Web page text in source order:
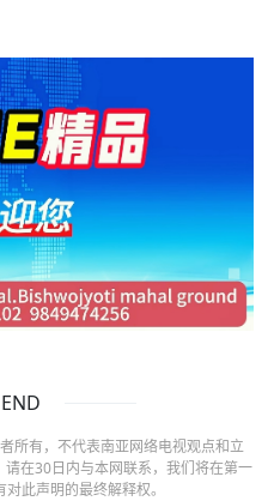
所有，不代表南亚网络电视观点和立
在30日内与本网联系，我们将在第一
此声明的最终解释权。